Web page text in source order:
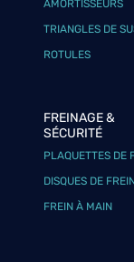
AMORTISSEURS
TRIANGLES DE
ROTULES
FREINAGE &
SÉCURITÉ
PLAQUETTES DE
DISQUES DE
FREIN À MAIN